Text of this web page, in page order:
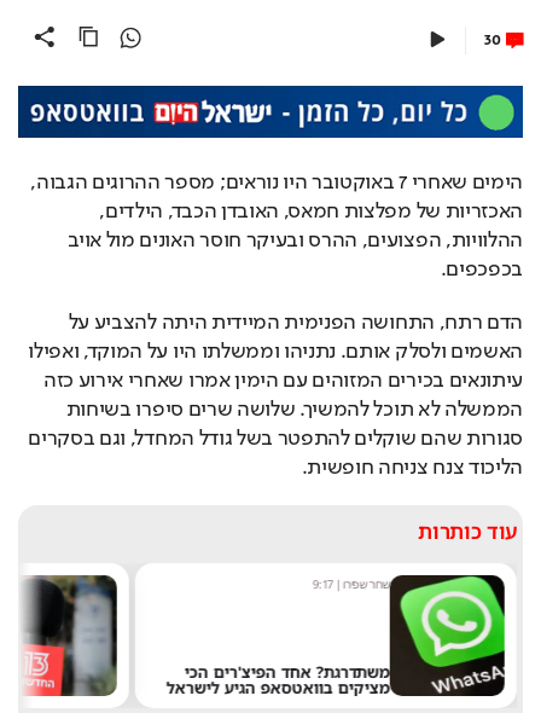
30
הימים שאחרי 7 באוקטובר היו נוראים; מספר ההרוגים הגבוה,
האכזריות של מפלצות חמאס, האובדן הכבד, הילדים,
ההלוויות, הפצועים, ההרס ובעיקר חוסר האונים מול אויב
בכפכפים.
הדם רתח, התחושה הפנימית המיידית היתה להצביע על
האשמים ולסלק אותם. נתניהו וממשלתו היו על המוקד, ואפילו
עיתונאים בכירים המזוהים עם הימין אמרו שאחרי אירוע כזה
הממשלה לא תוכל להמשיך. שלושה שרים סיפרו בשיחות
סגורות שהם שוקלים להתפטר בשל גודל המחדל, וגם בסקרים
הליכוד צנח צניחה חופשית.
עוד כותרות
שחר שפירו|
9:17
משתדרגת? אחד הפיצ'רים הכי
מציקים בוואטסאפ הגיע לישראל